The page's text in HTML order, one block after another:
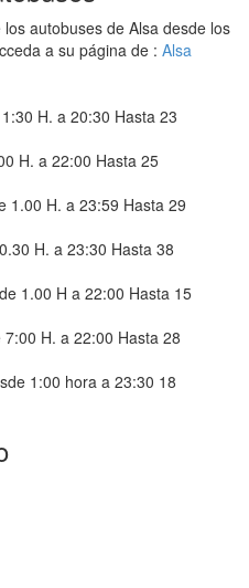
autobuses de Alsa desde los
a su página de : Alsa
H. a 20:30 Hasta 23
H. a 22:00 Hasta 25
1.00 H. a 23:59 Hasta 29
H. a 23:30 Hasta 38
1.00 H a 22:00 Hasta 15
H. a 22:00 Hasta 28
1:00 hora a 23:30 18